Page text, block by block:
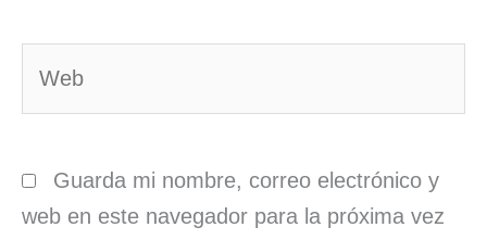
Guarda mi nombre, correo electrónico y
web en este navegador para la próxima vez